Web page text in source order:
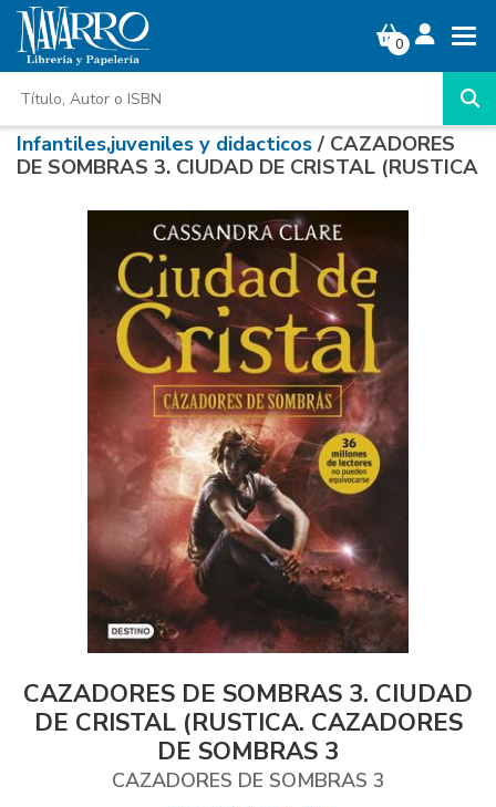
0
Infantiles,juveniles y didacticos/ CAZADORES
DE SOMBRAS 3. CIUDAD DE CRISTAL (RUSTICA
CAZADORES DE SOMBRAS 3. CIUDAD
DE CRISTAL (RUSTICA. CAZADORES
DE SOMBRAS 3
CAZADORES DE SOMBRAS 3